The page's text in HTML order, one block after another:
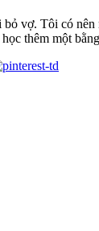
vợ. Tôi có
thêm một